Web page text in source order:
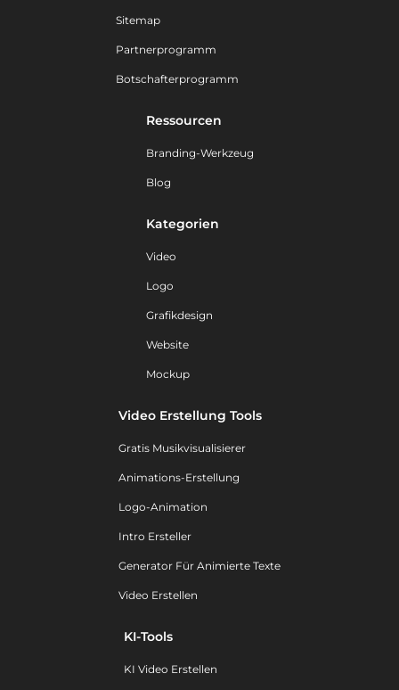
Sitemap
Partnerprogramm
Botschafterprogramm
Ressourcen
Branding-Werkzeug
Blog
Kategorien
Video
Logo
Grafikdesign
Website
Mockup
Video Erstellung Tools
Gratis Musikvisualisierer
Animations-Erstellung
Logo-Animation
Intro Ersteller
Generator Für Animierte Texte
Video Erstellen
KI-Tools
KI Video Erstellen